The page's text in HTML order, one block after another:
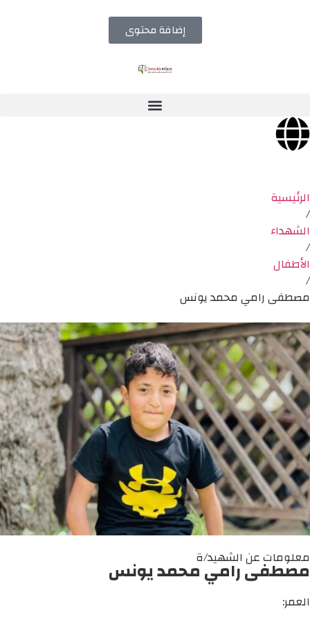
إضافة محتوى
الرئيسية
/
الشهداء
/
الأطفال
/
مصطفى رامي محمد يونس
معلومات عن الشهيد/ة
مصطفى رامي محمد يونس
العمر: